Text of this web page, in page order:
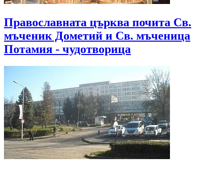
Православната църква почита Св.
мъченик Дометий и Св. мъченица
Потамия - чудотворица